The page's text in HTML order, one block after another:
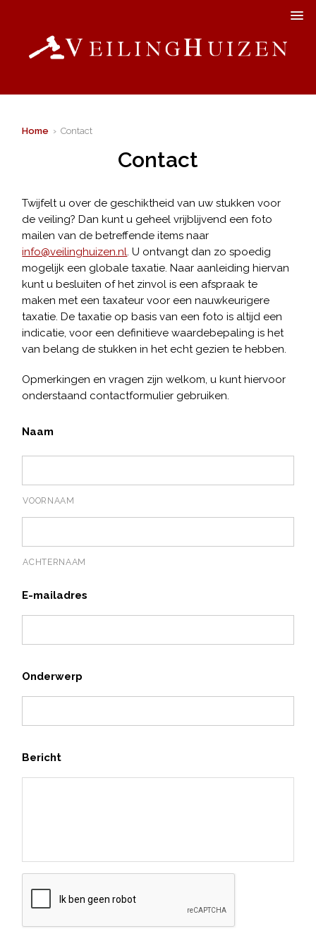
Home › Contact
Contact
Twijfelt u over de geschiktheid van uw stukken voor
de veiling? Dan kunt u geheel vrijblijvend een foto
mailen van de betreffende items naar
info@veilinghuizen.nl. U ontvangt dan zo spoedig
mogelijk een globale taxatie. Naar aanleiding hiervan
kunt u besluiten of het zinvol is een afspraak te
maken met een taxateur voor een nauwkeurigere
taxatie. De taxatie op basis van een foto is altijd een
indicatie, voor een definitieve waardebepaling is het
van belang de stukken in het echt gezien te hebben.
Opmerkingen en vragen zijn welkom, u kunt hiervoor
onderstaand contactformulier gebruiken.
Naam
VOORNAAM
ACHTERNAAM
E-mailadres
Onderwerp
Bericht